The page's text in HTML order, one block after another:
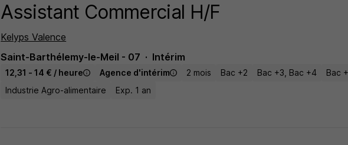
Assistant Commercial H/F
Kelyps Valence
Saint-Barthélemy-le-Meil - 07
Intérim
12,31 - 14 € / heure Agence d'intérim 2 mois Bac +2 Bac +3, Bac +4
Bac
Industrie Agro-alimentaire
Exp. 1 an